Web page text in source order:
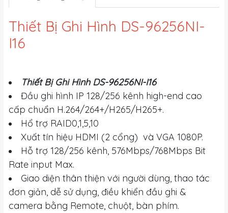
Thiết Bị Ghi Hình DS-96256NI-
I16
Thiết Bị Ghi Hình DS-96256NI-I16
Đầu ghi hình IP 128/256 kênh high-end cao
cấp chuẩn H.264/264+/H265/H265+.
Hổ trợ RAID0,1,5,10
Xuất tín hiệu HDMI (2 cổng) và VGA 1080P.
Hỗ trợ 128/256 kênh, 576Mbps/768Mbps Bit
Rate input Max.
Giao diện thân thiện với người dùng, thao tác
đơn giản, dễ sử dụng, điều khiển đầu ghi &
camera bằng Remote, chuột, bàn phím.